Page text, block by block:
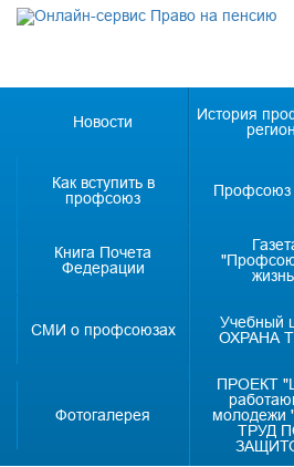
Новости
История
Как вступить в
профсоюз
Профсоюз
Книга Почета
Федерации
СМИ о профсоюзах
Учебный
ОХРАНА
Фотогалерея
ПРОЕКТ
молодежи
ТРУД